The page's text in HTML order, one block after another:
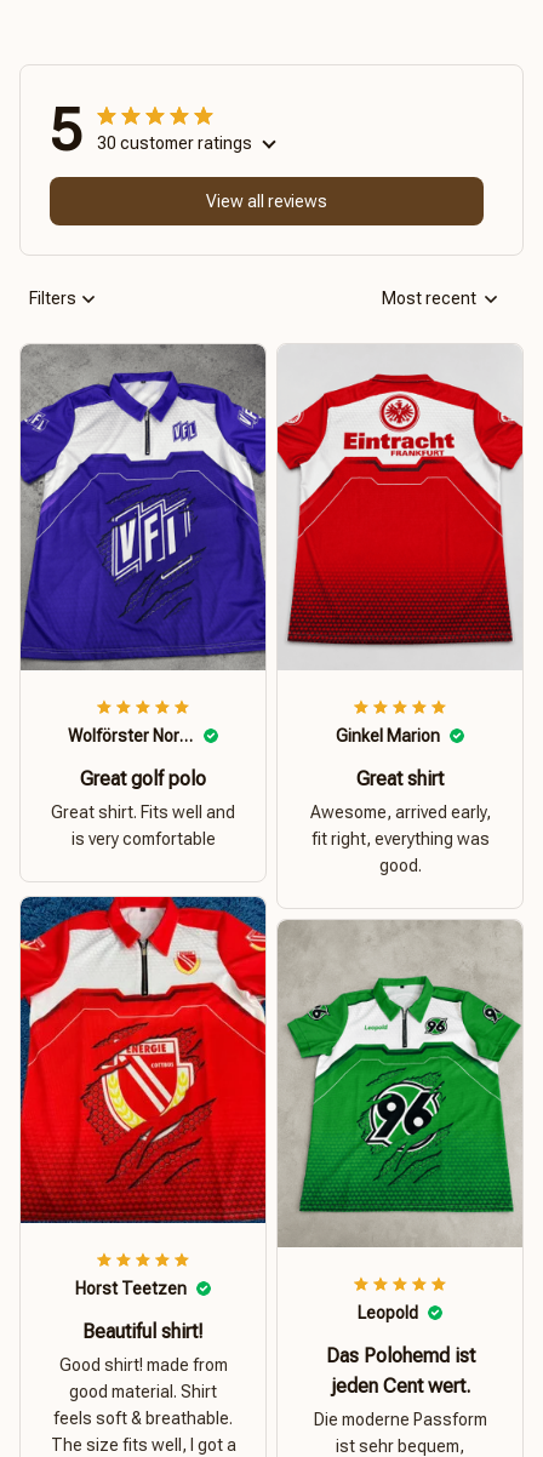
5 30 customer ratings
View all reviews
Filters Most recent
Wolförster Norbert
Great golf polo
Great shirt. Fits well and
is very comfortable
Ginkel Marion
Great shirt
Awesome, arrived early,
fit right, everything was
good.
Horst Teetzen
Beautiful shirt!
Good shirt! made from
good material. Shirt
feels soft & breathable.
The size fits well, I got a
Leopold
Das Polohemd ist
jeden Cent wert.
Die moderne Passform
ist sehr bequem,